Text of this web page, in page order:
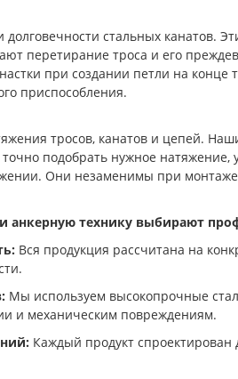
стальных канатов.
перетирание троса и его
при создании петли на конце
приспособления.
тросов, канатов и цепей.
подобрать нужное
Они незаменимы при монтаже
анкерную технику выбирают
Вся продукция рассчитана на
Мы используем высокопрочные
и механическим повреждениям.
Каждый продукт спроектирован